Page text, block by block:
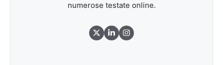
numerose testate online.